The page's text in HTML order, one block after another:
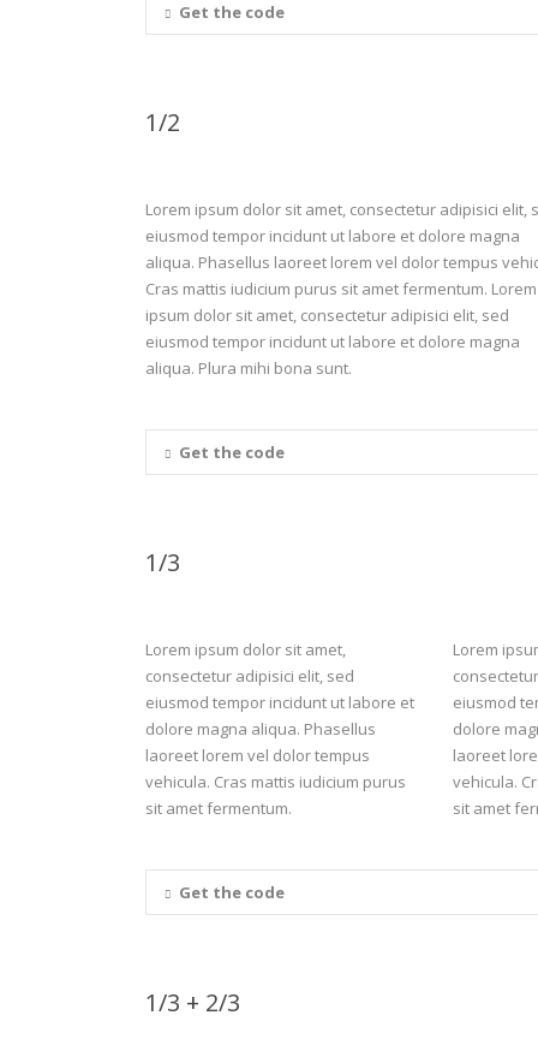
Get the code
1/2
Lorem ipsum dolor sit amet, consectetur adipisici elit,
eiusmod tempor incidunt ut labore et dolore magna
aliqua. Phasellus laoreet lorem vel dolor tempus
Cras mattis iudicium purus sit amet fermentum. Lorem
ipsum dolor sit amet, consectetur adipisici elit, sed
eiusmod tempor incidunt ut labore et dolore magna
aliqua. Plura mihi bona sunt.
Get the code
1/3
Lorem ipsum dolor sit amet,
consectetur adipisici elit, sed
eiusmod tempor incidunt ut labore et
dolore magna aliqua. Phasellus
laoreet lorem vel dolor tempus
vehicula. Cras mattis iudicium purus
sit amet fermentum.
Lorem
eiusmod
dolore
laoreet
vehicula.
sit amet
Get the code
1/3 + 2/3